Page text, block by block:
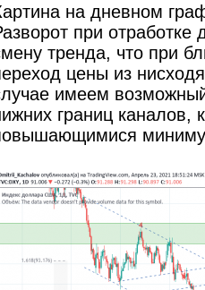
на дневном
при отработке
тренда, что при
цены из
имеем
границ каналов,